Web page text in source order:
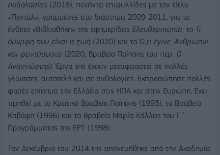
ποδηλασίας (2018), πενήντα επιφυλλίδες µε τον τίτλο
«Πεντάλ», γραµµένες στο διάστηµα 2009-2011, για το
ένθετο «Βιβλιοθήκη» της εφηµερίδας Ελευθεροτυπία, το Τι
όµορφη που είναι η ζωή (2020) και το Ό,τι έγινε. Άνθρωποι
και φαντάσµατα (2020, Βραβείο Ποίησης του περ. Ο
Αναγνώστης). Έργα της έχουν µεταφραστεί σε πολλές
γλώσσες, αυτοτελή και σε ανθολογίες. Εκπροσώπησε πολλές
φορές επίσηµα την Ελλάδα στις ΗΠΑ και στην Ευρώπη. Έχει
τιµηθεί µε το Κρατικό Βραβείο Ποίησης (1993), το Βραβείο
Καβάφη (1996) και το Βραβείο Μαρία Κάλλας του Γ´
Προγράµµατος της ΕΡΤ (1998).
Τον Δεκέµβριο του 2014 της απονεµήθηκε από την Ακαδηµία